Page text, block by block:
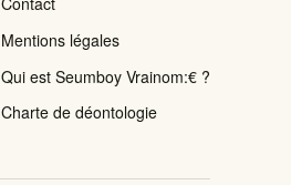
Mentions légales
Qui est Seumboy Vrainom:€ ?
Charte de déontologie